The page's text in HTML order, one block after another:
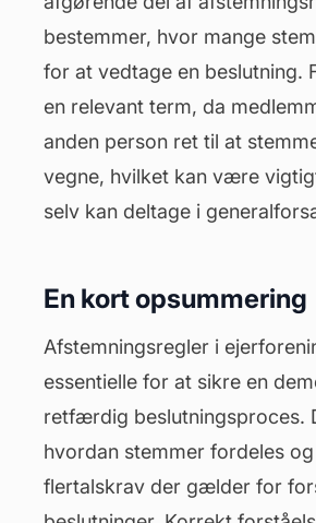
bestemmer, hvor mange
for at vedtage en beslutning.
en relevant term, da
anden person ret til at
vegne, hvilket kan være
selv kan deltage i
En kort opsummering
Afstemningsregler i
essentielle for at sikre en
retfærdig beslutningsproces.
hvordan stemmer fordeles
flertalskrav der gælder for